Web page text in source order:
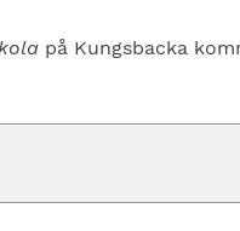
på Kungsbacka